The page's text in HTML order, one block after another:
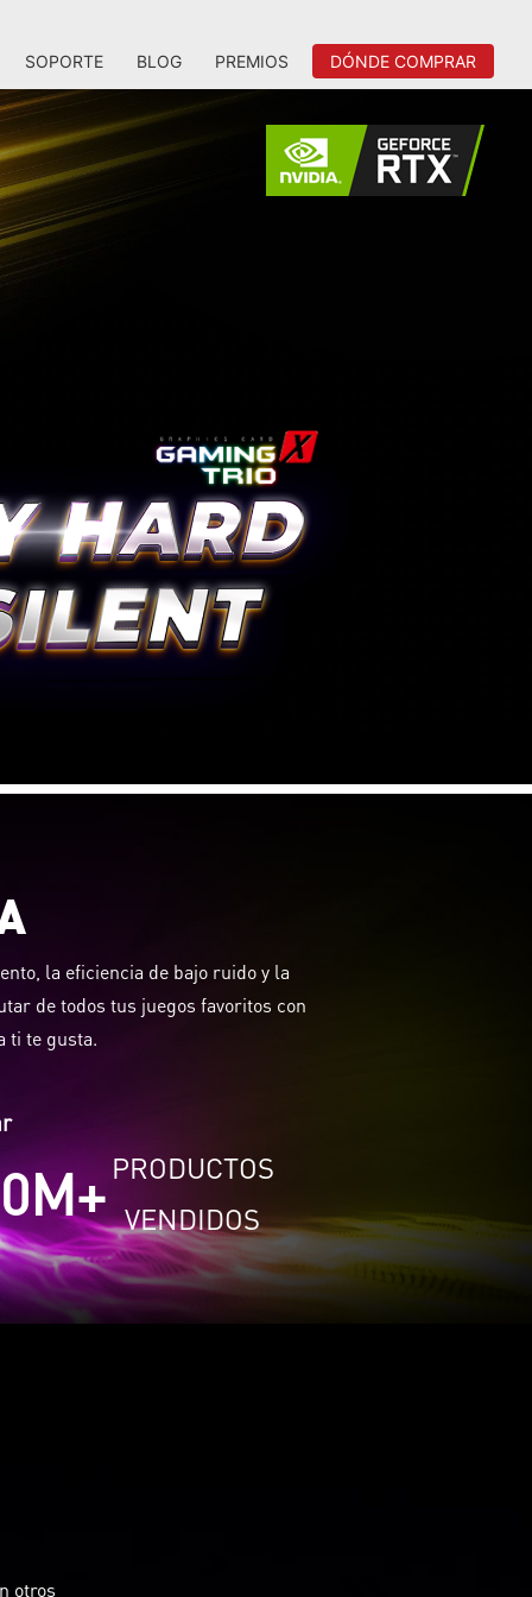
SOPORTE BLOG PREMIOS DÓNDE COMPRAR
la eficiencia de bajo ruido y la
de todos tus juegos favoritos con
ti te gusta.
M+ PRODUCTOS
VENDIDOS
otros